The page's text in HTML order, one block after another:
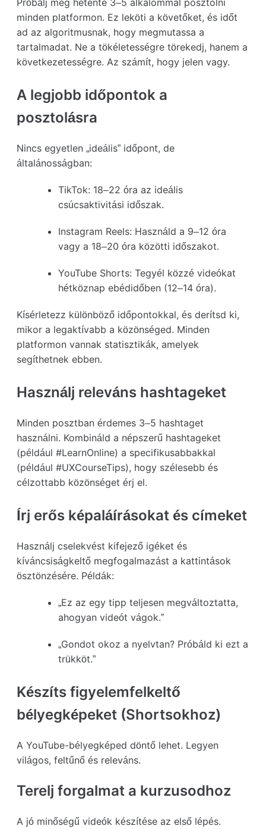
minden platformon. Ez leköti a követőket, és időt
ad az algoritmusnak, hogy megmutassa a
tartalmadat. Ne a tökéletességre törekedj, hanem a
következetességre. Az számít, hogy jelen vagy.
A legjobb időpontok a
posztolásra
Nincs egyetlen „ideális” időpont, de
általánosságban:
TikTok: 18–22 óra az ideális
csúcsaktivitási időszak.
Instagram Reels: Használd a 9–12 óra
vagy a 18–20 óra közötti időszakot.
YouTube Shorts: Tegyél közzé videókat
hétköznap ebédidőben (12–14 óra).
Kísérletezz különböző időpontokkal, és derítsd ki,
mikor a legaktívabb a közönséged. Minden
platformon vannak statisztikák, amelyek
segíthetnek ebben.
Használj releváns hashtageket
Minden posztban érdemes 3–5 hashtaget
használni. Kombináld a népszerű hashtageket
(például #LearnOnline) a specifikusabbakkal
(például #UXCourseTips), hogy szélesebb és
célzottabb közönséget érj el.
Írj erős képaláírásokat és címeket
Használj cselekvést kifejező igéket és
kíváncsiságkeltő megfogalmazást a kattintások
ösztönzésére. Példák:
„Ez az egy tipp teljesen megváltoztatta,
ahogyan videót vágok.”
„Gondot okoz a nyelvtan? Próbáld ki ezt a
trükköt.”
Készíts figyelemfelkeltő
bélyegképeket (Shortsokhoz)
A YouTube-bélyegképed döntő lehet. Legyen
világos, feltűnő és releváns.
Terelj forgalmat a kurzusodhoz
A jó minőségű videók készítése az első lépés.